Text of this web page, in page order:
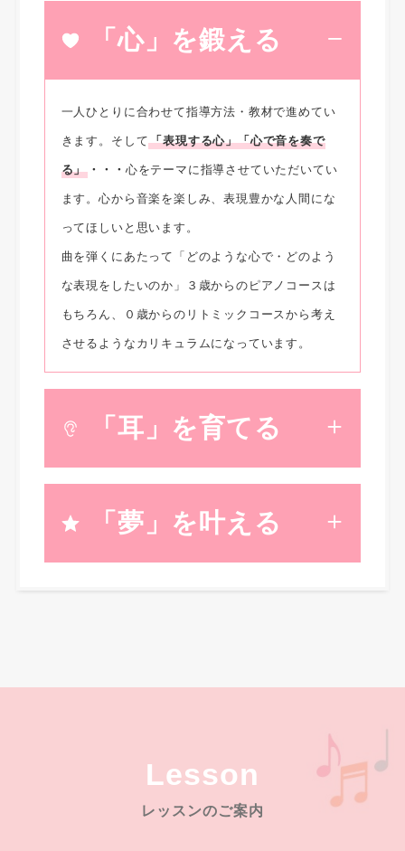
「心」を鍛える
一人ひとりに合わせて指導方法・教材で進めてい
きます。そして「表現する心」「心で音を奏で
る」 ・・・ 心をテーマに指導させていただいてい
ます。心から音楽を楽しみ、表現豊かな人間にな
ってほしいと思います。
曲を弾くにあたって「どのような心で・どのよう
な表現をしたいのか」３歳からのピアノコースは
もちろん、０歳からのリトミックコースから考え
させるようなカリキュラムになっています。
「耳」を育てる
「夢」を叶える
Lesson
レッスンのご案内